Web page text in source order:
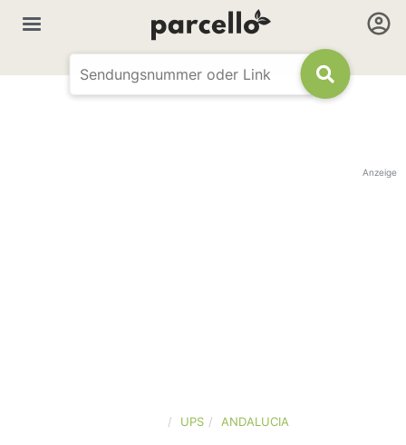
Anzeige
UPS ANDALUCIA